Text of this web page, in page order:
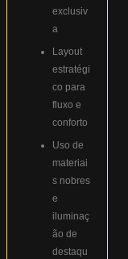
exclusiv
a
Layout
estratégi
co para
fluxo e
conforto
Uso de
materiai
s nobres
e
iluminaç
ão de
destaqu